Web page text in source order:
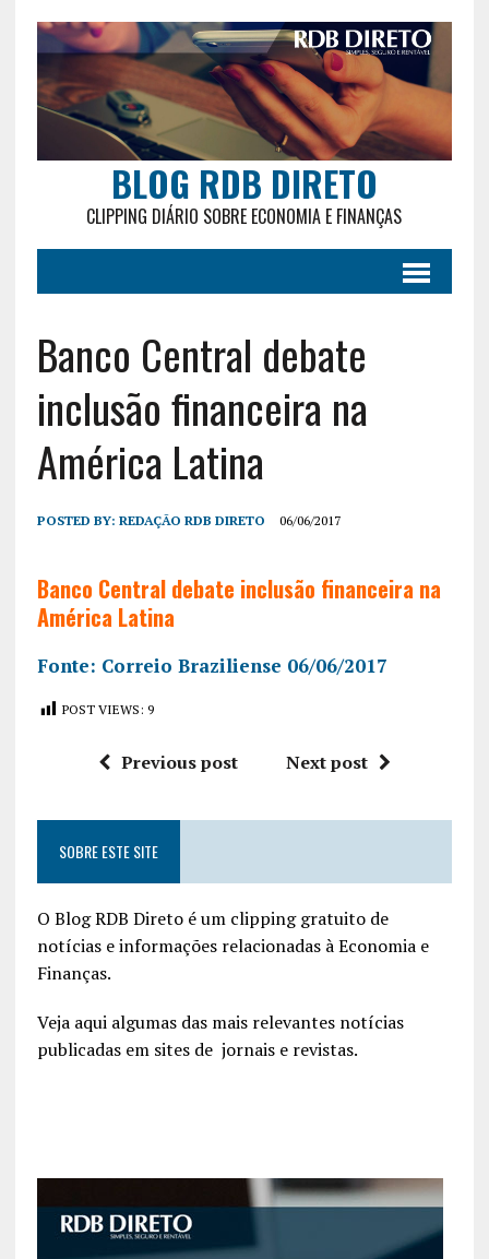
BLOG RDB DIRETO
CLIPPING DIÁRIO SOBRE ECONOMIA E FINANÇAS
Banco Central debate
inclusão financeira na
América Latina
POSTED BY: REDAÇÃO RDB DIRETO 06/06/2017
Banco Central debate inclusão financeira na
América Latina
Fonte: Correio Braziliense 06/06/2017
POST VIEWS: 9
Previous post Next post
SOBRE ESTE SITE
O Blog RDB Direto é um clipping gratuito de
notícias e informações relacionadas à Economia e
Finanças.
Veja aqui algumas das mais relevantes notícias
publicadas em sites de jornais e revistas.